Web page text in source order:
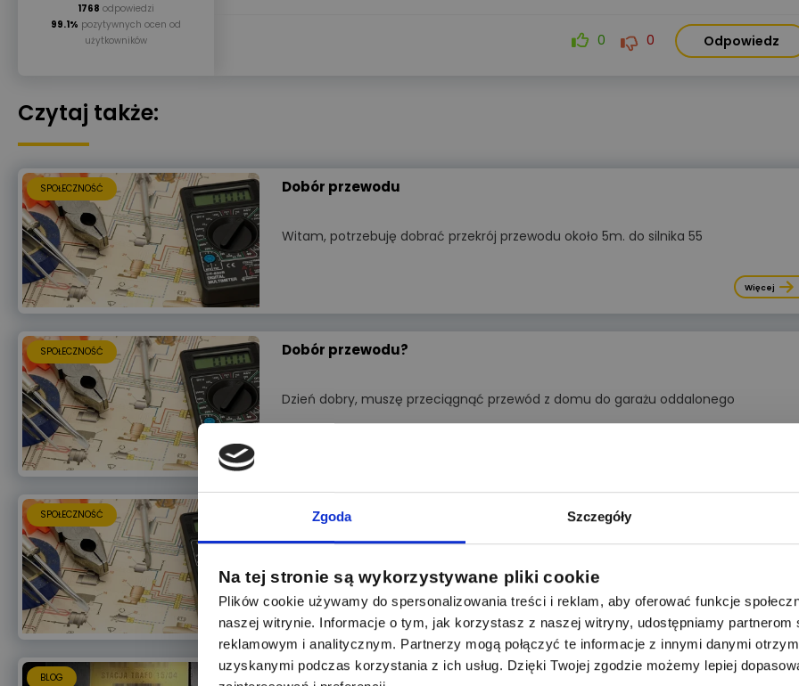
Zgoda Szczegóły
Na tej stronie są wykorzystywane pliki cookie
Plików cookie używamy do spersonalizowania treści i reklam, aby oferować funkcje
naszej witrynie. Informacje o tym, jak korzystasz z naszej witryny, udostępniamy partnerom
reklamowym i analitycznym. Partnerzy mogą połączyć te informacje z innymi danymi
uzyskanymi podczas korzystania z ich usług. Dzięki Twojej zgodzie możemy lepiej
1768 odpowiedzi
99.1% pozytywnych ocen od
użytkowników
0 0 Odpowiedz
Czytaj także:
SPOŁECZNOŚĆ Dobór przewodu
Witam, potrzebuję dobrać przekrój przewodu około 5m. do silnika 55
Więcej
SPOŁECZNOŚĆ Dobór przewodu?
Dzień dobry, muszę przeciągnąć przewód z domu do garażu oddalonego
SPOŁECZNOŚĆ dobór przewodu
BLOG Ochrona przeciwprzepięciowa - dobór i montaż w praktyce